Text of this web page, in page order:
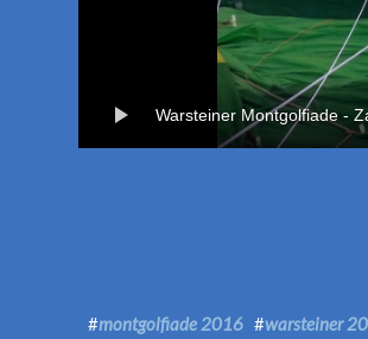
Warsteiner Montgolfiade -
#montgolfiade 2016 #warsteiner